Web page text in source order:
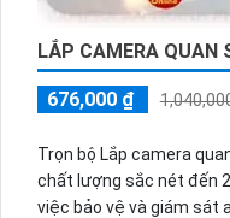
LẮP CAMERA QUAN
676,000 ₫
Trọn bộ Lắp camera
chất lượng sắc nét đến
việc bảo vệ và giám sát